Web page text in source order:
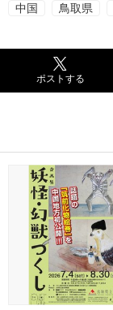
中国 鳥取県
ポストする